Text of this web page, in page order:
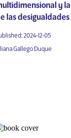
y
las desigualdades
2024-12-05
Gallego Duque